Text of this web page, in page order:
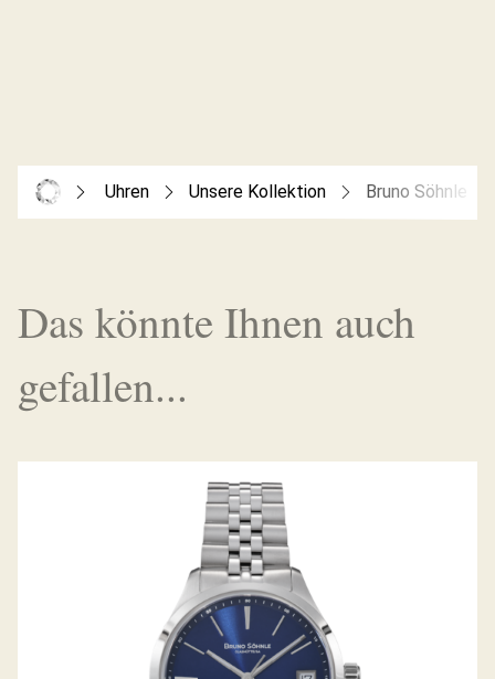
Uhren Unsere Kollektion Bruno Söhnle
Das könnte Ihnen auch
gefallen...
TURIN SMALL